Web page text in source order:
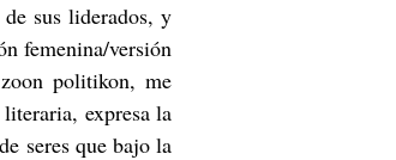
sus liderados, y
femenina/versión
politikon, me
expresa la
seres que bajo la